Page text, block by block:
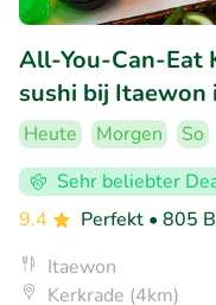
All-You-Can-Eat
sushi bij Itaewon
Heute Morgen So
Sehr beliebter
9.4
Perfekt • 805
Itaewon
Kerkrade (4km)